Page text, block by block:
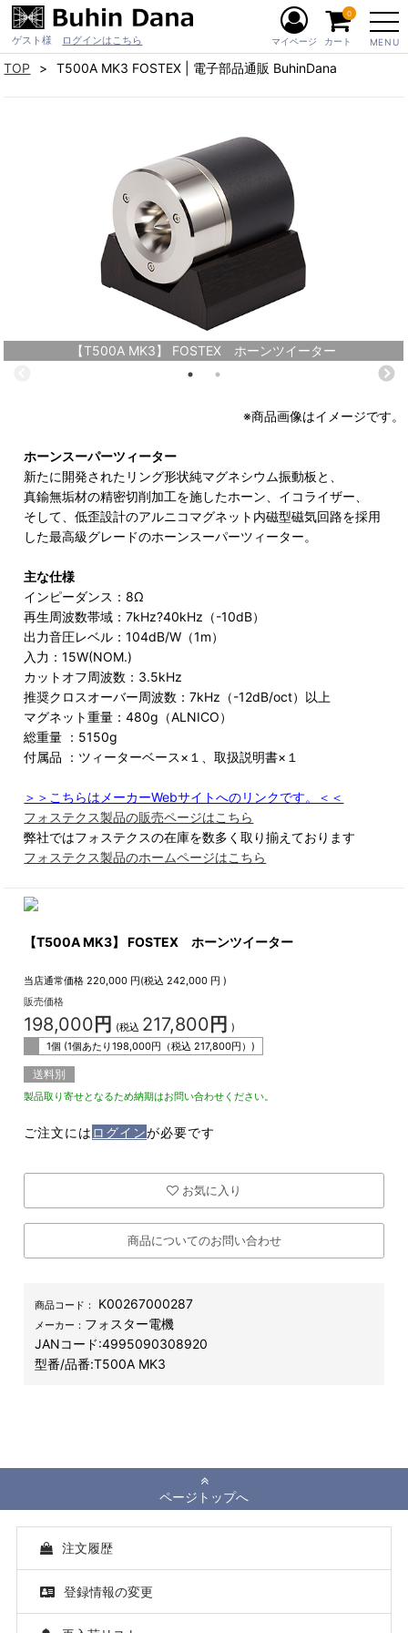
ゲスト様 ログインはこちら MENU
マイページ カート
0
TOP T500A MK3 FOSTEX | 電子部品通販 BuhinDana
【T500A MK3】 FOSTEX ホーンツイーター
※商品画像はイメージです。
ホーンスーパーツィーター
新たに開発されたリング形状純マグネシウム振動板と、
真鍮無垢材の精密切削加工を施したホーン、イコライザー、
そして、低歪設計のアルニコマグネット内磁型磁気回路を採用
した最高級グレードのホーンスーパーツィーター。
主な仕様
インピーダンス：8Ω
再生周波数帯域：7kHz?40kHz（-10dB）
出力音圧レベル：104dB/W（1m）
入力：15W(NOM.)
カットオフ周波数：3.5kHz
推奨クロスオーバー周波数：7kHz（-12dB/oct）以上
マグネット重量：480g（ALNICO）
総重量 ：5150g
付属品 ：ツィーターベース×１、取扱説明書×１
＞＞こちらはメーカーWebサイトへのリンクです。＜＜
フォステクス製品の販売ページはこちら
弊社ではフォステクスの在庫を数多く取り揃えております
フォステクス製品のホームページはこちら
【T500A MK3】 FOSTEX ホーンツイーター
当店通常価格 220,000 円(税込 242,000 円 )
販売価格
198,000 円 (税込 217,800 円 )
1個 (1個あたり198,000円（税込 217,800円）)
送料別
製品取り寄せとなるため納期はお問い合わせください。
ご注文には ログインが必要です
お気に入り
商品についてのお問い合わせ
商品コード： K00267000287
メーカー： フォスター電機
JANコード:4995090308920
型番/品番:T500A MK3
ページトップへ
注文履歴
登録情報の変更